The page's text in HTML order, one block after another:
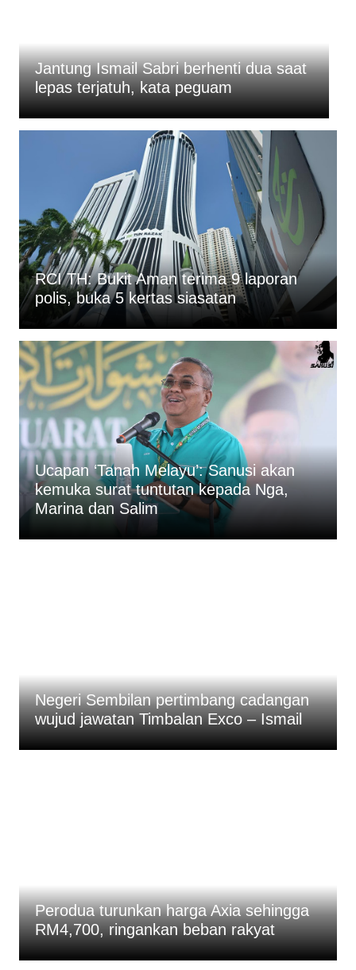
sekarang? Jika kes sebesar ini pun
dilengahkan, berapa banyak lagi kes
disorok bawah karpet” – PAS
RCI TH: Bukit Aman terima 9 laporan
polis, buka 5 kertas siasatan
Ucapan ‘Tanah Melayu’: Sanusi akan
kemuka surat tuntutan kepada Nga,
Marina dan Salim
Negeri Sembilan pertimbang cadangan
wujud jawatan Timbalan Exco – Ismail
Perodua turunkan harga Axia sehingga
RM4,700, ringankan beban rakyat